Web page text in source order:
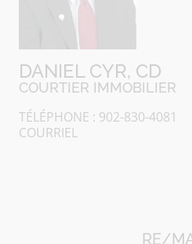
DANIEL CYR, CD
COURTIER IMMOBILIER
TÉLÉPHONE : 902-830-4081
COURRIEL
RE/